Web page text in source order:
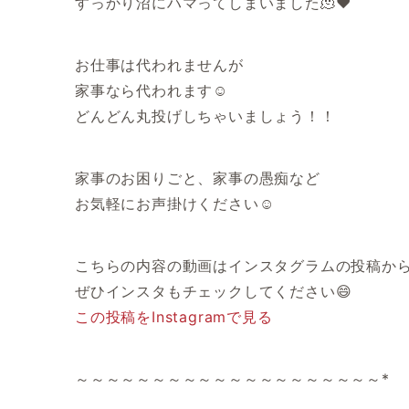
お仕事は代われませんが
家事なら代われます☺️
どんどん丸投げしちゃいましょう！！
家事のお困りごと、家事の愚痴など
お気軽にお声掛けください☺️
こちらの内容の動画はインスタグラムの投稿か
ぜひインスタもチェックしてください😄
この投稿をInstagramで見る
～～～～～～～～～～～～～～～～～～～～*